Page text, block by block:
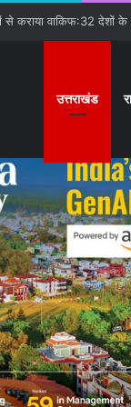
रेलवे स्टेशन पर
उत्तराखंड